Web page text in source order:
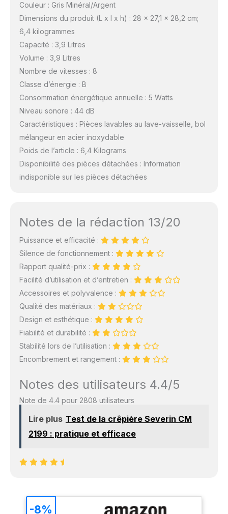
Couleur : Gris Minéral/Argent
Dimensions du produit (L x l x h) : 28 x 27,1 x 28,2 cm;
6,4 kilogrammes
Capacité : 3,9 Litres
Volume : 3,9 Litres
Nombre de vitesses : 8
Classe d’énergie : B
Consommation énergétique annuelle : 5 Watts
Niveau sonore : 44 dB
Caractéristiques : Pièces lavables au lave-vaisselle, bol
mélangeur en acier inoxydable
Poids de l’article : 6,4 Kilograms
Disponibilité des pièces détachées : Information
indisponible sur les pièces détachées
Notes de la rédaction 13/20
Puissance et efficacité :
Silence de fonctionnement :
Rapport qualité-prix :
Facilité d’utilisation et d’entretien :
Accessoires et polyvalence :
Qualité des matériaux :
Design et esthétique :
Fiabilité et durabilité :
Stabilité lors de l’utilisation :
Encombrement et rangement :
Notes des utilisateurs 4.4/5
Note de 4.4 pour 2808 utilisateurs
Lire plus Test de la crêpière Severin CM
2199 : pratique et efficace
-8%